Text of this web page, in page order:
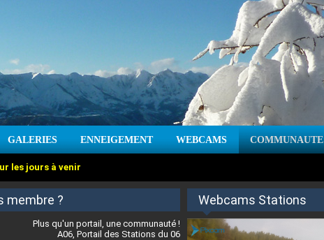
GALERIES ENNEIGEMENT WEBCAMS COMMUNAUTE
les jours à venir
membre ?
Plus qu'un portail, une communauté !
A06, Portail des Stations du 06
Webcams Stations